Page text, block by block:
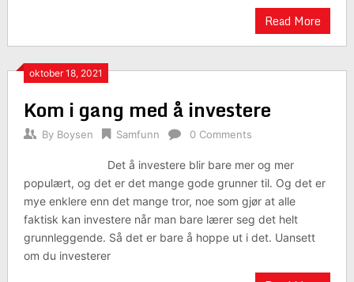
Read More
oktober 18, 2021
Kom i gang med å investere
By Boysen Samfunn 0 Comments
Det å investere blir bare mer og mer
populært, og det er det mange gode grunner til. Og det er
mye enklere enn det mange tror, noe som gjør at alle
faktisk kan investere når man bare lærer seg det helt
grunnleggende. Så det er bare å hoppe ut i det. Uansett
om du investerer